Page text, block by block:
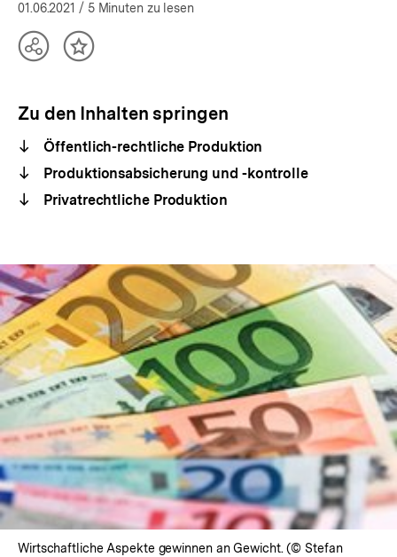
01.06.2021 / 5 Minuten zu lesen
TeilenInhalt
Zu den Inhalten springen
Öffentlich-rechtliche Produktion
Produktionsabsicherung und -kontrolle
Privatrechtliche Produktion
In
Lightbox
öffnen
Wirtschaftliche Aspekte gewinnen an Gewicht. (© Stefan